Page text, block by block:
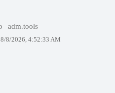
adm.tools
8/8/2026, 4:52:33 AM